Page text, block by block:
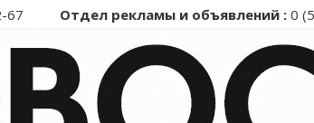
67 Отдел рекламы и объявлений : 0